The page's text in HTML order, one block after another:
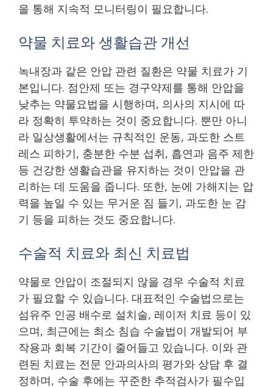
을 통해 지속적 모니터링이 필요합니다.
약물 치료와 생활습관 개선
녹내장과 같은 안압 관련 질환은 약물 치료가 기
본입니다. 점안제 또는 경구약제를 통해 안압을
낮추는 약물요법을 시행하며, 의사의 지시에 따
라 정확히 투약하는 것이 중요합니다. 뿐만 아니
라 일상생활에서는 규칙적인 운동, 과도한 스트
레스 피하기, 충분한 수분 섭취, 흡연과 음주 제한
등 건강한 생활습관을 유지하는 것이 안압을 관
리하는 데 도움을 줍니다. 또한, 눈에 가해지는 압
력을 높일 수 있는 무거운 짐 들기, 과도한 눈 감
기 등을 피하는 것도 중요합니다.
수술적 치료와 최신 치료법
약물로 안압이 조절되지 않을 경우 수술적 치료
가 필요할 수 있습니다. 대표적인 수술법으로는
섬유주 인공 배수로 설치술, 레이저 치료 등이 있
으며, 최근에는 최소 침습 수술법이 개발되어 부
작용과 회복 기간이 줄어들고 있습니다. 이와 관
련된 치료는 전문 안과의사의 평가와 상담 후 결
정하며, 수술 후에는 꾸준한 추적검사가 필수입